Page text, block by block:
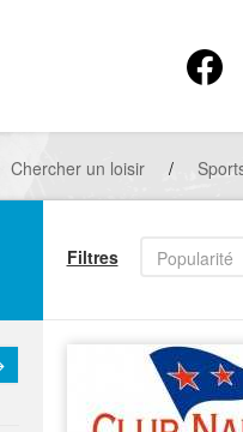
Chercher un loisir /
Filtres Popularité